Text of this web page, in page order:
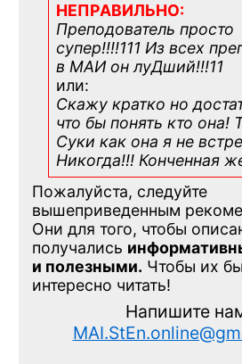
НЕПРАВИЛЬНО:
Преподователь просто
супер!!!!111 Из всех
в МАИ он луДший!!!11
или:
Скажу кратко но
что бы понять кто она!
Суки как она я не
Никогда!!! Конченная
Пожалуйста, следуйте
вышеприведенным
Они для того, чтобы
получались
и полезными. Чтобы их
интересно читать!
Напишите